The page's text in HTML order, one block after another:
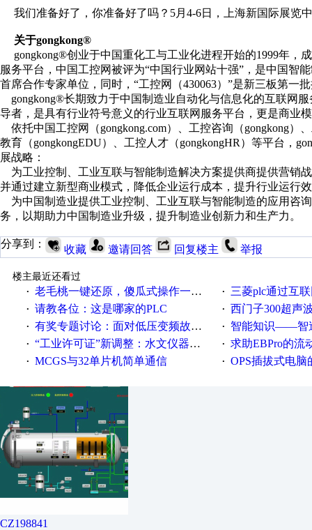
我们准备好了，你准备好了吗？5月4-6日，上海新国际展览
关于gongkong®
gongkong®创业于中国重化工与工业化进程开始的1999年，
服务平台，中国工控网被评为“中国行业网站十强”，是中国智
首席合作专家单位，同时，“工控网（430063）”是新三板第一
gongkong®长期致力于中国制造业自动化与信息化的互联网
导者，是具有行业符号意义的行业互联网服务平台，更是商业
依托中国工控网（gongkong.com）、工控咨询（gongkong）
教育（gongkongEDU）、工控人才（gongkongHR）等平台，
展战略：
为工业控制、工业互联与智能制造解决方案提供商提供营销
并通过建立新型商业模式，降低企业运行成本，提升行业运行
为中国制造业提供工业控制、工业互联与智能制造的应用咨
务，以期助力中国制造业升级，提升制造业创新力和生产力。
分享到： 收藏 邀请回答 回复楼主 举报
楼主最近还看过
· 老毛桃一键还原，傻瓜式操作一键轻松备份还原；程序为向导式安装，一键即可实现自动备份或还原系统。 · 三菱plc通过互联网实现plc
· 请教各位：这是哪家的PLC · 西门子300超声波
· 有奖专题讨论：面对低压变频故障，老手是这样解决的！ · 智能知识——智造时代，
· “工业许可证”新调整：水文仪器等19类产品取消事前生产许可 · 求助EBPro的流
· MCGS与32单片机简单通信 · OPS插拔式电脑
CZ198841